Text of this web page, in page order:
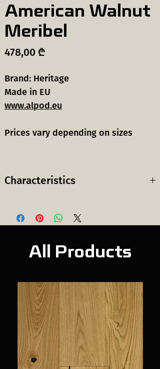
American Walnut
Meribel
478,00 ₾Price
Brand: Heritage
Made in EU
www.alpod.eu
Prices vary depending on sizes
Characteristics
ხის სახეობა:
კაკალი
სელექცია:
ABC
ზედაპირის
დამუშავება:
Lacquired
გლუვი და ლაქით
დაფარული
Layers:
შრე:
3
All Products